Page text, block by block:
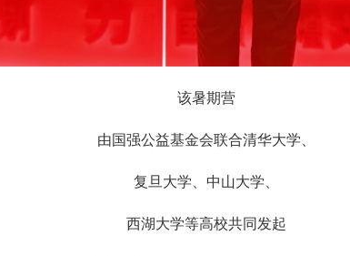
该暑期营
由国强公益基金会联合清华大学、
复旦大学、中山大学、
西湖大学等高校共同发起